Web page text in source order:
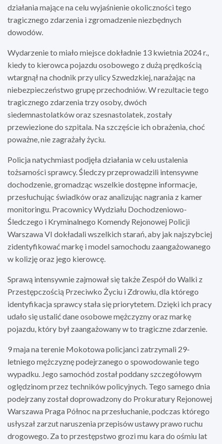
działania mające na celu wyjaśnienie okoliczności tego
tragicznego zdarzenia i zgromadzenie niezbędnych
dowodów.
Wydarzenie to miało miejsce dokładnie 13 kwietnia 2024 r.,
kiedy to kierowca pojazdu osobowego z dużą prędkością
wtargnął na chodnik przy ulicy Szwedzkiej, narażając na
niebezpieczeństwo grupę przechodniów. W rezultacie tego
tragicznego zdarzenia trzy osoby, dwóch
siedemnastolatków oraz szesnastolatek, zostały
przewiezione do szpitala. Na szczęście ich obrażenia, choć
poważne, nie zagrażały życiu.
Policja natychmiast podjęła działania w celu ustalenia
tożsamości sprawcy. Śledczy przeprowadzili intensywne
dochodzenie, gromadząc wszelkie dostępne informacje,
przesłuchując świadków oraz analizując nagrania z kamer
monitoringu. Pracownicy Wydziału Dochodzeniowo-
Śledczego i Kryminalnego Komendy Rejonowej Policji
Warszawa VI dokładali wszelkich starań, aby jak najszybciej
zidentyfikować markę i model samochodu zaangażowanego
w kolizję oraz jego kierowcę.
Sprawą intensywnie zajmował się także Zespół do Walki z
Przestępczością Przeciwko Życiu i Zdrowiu, dla którego
identyfikacja sprawcy stała się priorytetem. Dzięki ich pracy
udało się ustalić dane osobowe mężczyzny oraz markę
pojazdu, który był zaangażowany w to tragiczne zdarzenie.
9 maja na terenie Mokotowa policjanci zatrzymali 29-
letniego mężczyznę podejrzanego o spowodowanie tego
wypadku. Jego samochód został poddany szczegółowym
oględzinom przez techników policyjnych. Tego samego dnia
podejrzany został doprowadzony do Prokuratury Rejonowej
Warszawa Praga Północ na przesłuchanie, podczas którego
usłyszał zarzut naruszenia przepisów ustawy prawo ruchu
drogowego. Za to przestępstwo grozi mu kara do ośmiu lat